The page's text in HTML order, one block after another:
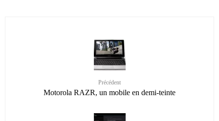
Précédent
Motorola RAZR, un mobile en demi-teinte